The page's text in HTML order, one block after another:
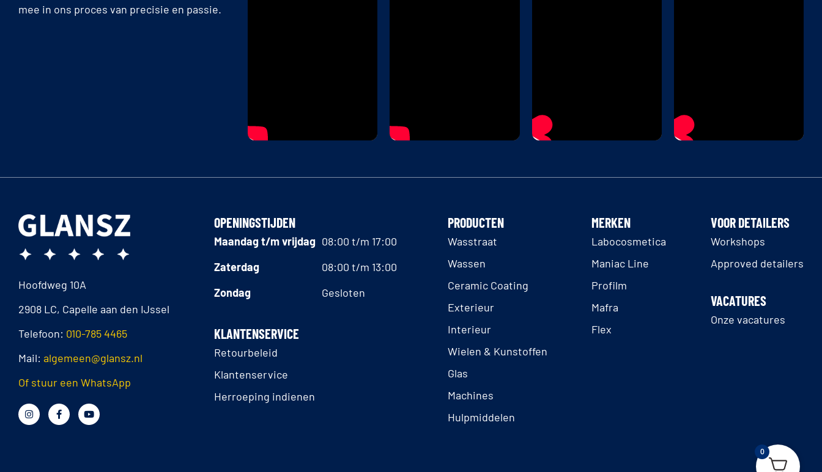
mee in ons proces van precisie en passie.
Hoofdweg 10A
2908 LC, Capelle aan den IJssel
Telefoon: 010-785 4465
Mail: algemeen@glansz.nl
Of stuur een WhatsApp
OPENINGSTIJDEN
Maandag t/m vrijdag 08:00 t/m 17:00
Zaterdag
08:00 t/m 13:00
Zondag
Gesloten
KLANTENSERVICE
Retourbeleid
Klantenservice
Herroeping indienen
PRODUCTEN
Wasstraat
Wassen
Ceramic Coating
Exterieur
Interieur
Wielen & Kunstoffen
Glas
Machines
Hulpmiddelen
MERKEN
Labocosmetica
Maniac Line
Profilm
Mafra
Flex
VOOR DETAILERS
Workshops
Approved detailers
VACATURES
Onze vacatures
0